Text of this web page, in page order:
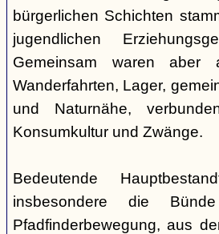
bürgerlichen Schichten
jugendlichen
Gemeinsam waren aber
Wanderfahrten, Lager,
und Naturnähe,
Konsumkultur und Zwänge.
Bedeutende
insbesondere die
Pfadfinderbewegung, aus